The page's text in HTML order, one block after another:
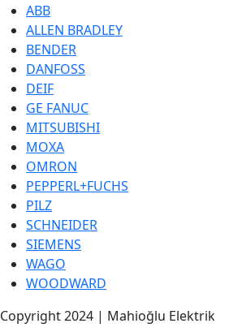
ABB
ALLEN BRADLEY
BENDER
DANFOSS
DEIF
GE FANUC
MITSUBISHI
MOXA
OMRON
PEPPERL+FUCHS
PILZ
SCHNEIDER
SIEMENS
WAGO
WOODWARD
Copyright 2024 | Mahioğlu Elektrik